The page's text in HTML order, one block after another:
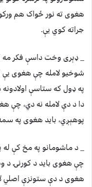
هغوی ته نور ځواک هم
جراته کوي یې.
_ ډېری وخت داسې فکر مه
شوخیو لامله چې هغوی یې
په ډول که ستاسې
دا د دې لامله نه دي، چې
پوهېږي، باید هغوی په
_ د ماشومانو په مخ کې
چې هغوی باید د کورنۍ د
هغوی د دې ستونزې اصلي